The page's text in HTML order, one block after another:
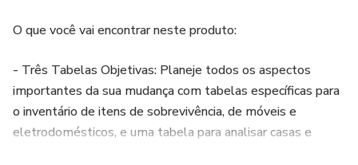
O que você vai encontrar neste produto:
- Três Tabelas Objetivas: Planeje todos os aspectos
importantes da sua mudança com tabelas específicas para
o inventário de itens de sobrevivência, de móveis e
eletrodomésticos, e uma tabela para analisar casas e